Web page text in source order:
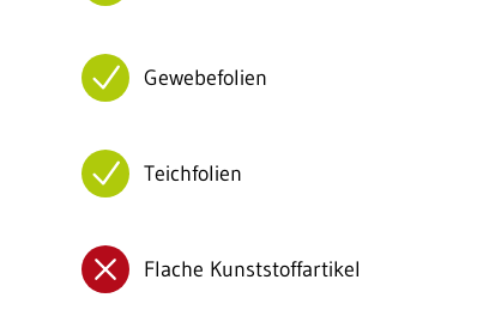
Gewebefolien
Teichfolien
Flache Kunststoffartikel